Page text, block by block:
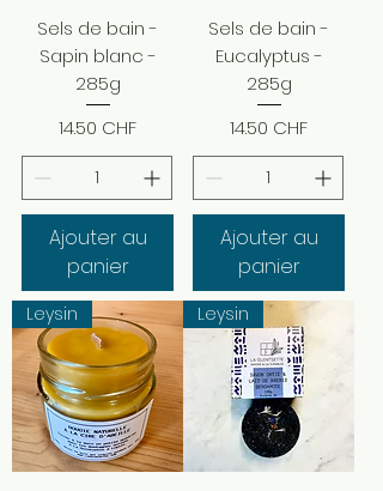
Sels de bain -
Sapin blanc -
285g
Prix
14.50 CHF
Ajouter au
panier
Sels de bain -
Eucalyptus -
285g
Prix
14.50 CHF
Ajouter au
panier
Leysin Leysin